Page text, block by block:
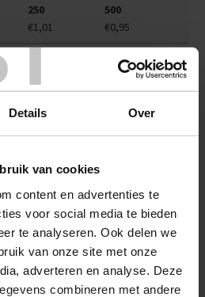
Details Over
van cookies
content en advertenties te
voor social media te bieden
te analyseren. Ook delen we
van onze site met onze
adverteren en analyse. Deze
combineren met andere
250
500
€1,01 €0,95
3MM ENKEL GOLF WIT
250
€1,01 €0,92
€0,00
3MM ENKEL GOLF WIT
500
€0,00